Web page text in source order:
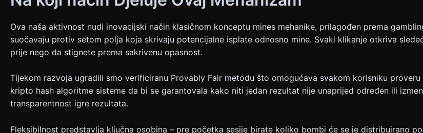
Ova naša aktivnost nudi inovacijski način klasičnom konceptu mines mehanike, prilagođen prema
suočavaju protiv setom polja koja skrivaju potencijalne isplate odnosno mine. Svaki klikanje otkriva
prije nego da stignete prema sakrivenu opasnost.
Tijekom razvoja ugradili smo verificiranu Provably Fair metodu što omogućava svakom korisniku
kripto hash algoritme sisteme da bi se garantovala kako niti jedan rezultat nije unaprijed određen ili
transparentnost igre rezultata.
Fleksibilnost predstavlja ključna osobina – pre početka sesije birate koliko bombi će se je distribuirano